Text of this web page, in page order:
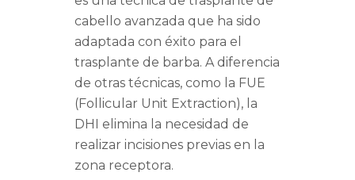
cabello avanzada que ha sido
adaptada con éxito para el
trasplante de barba. A diferencia
de otras técnicas, como la FUE
(Follicular Unit Extraction), la
DHI elimina la necesidad de
realizar incisiones previas en la
zona receptora.